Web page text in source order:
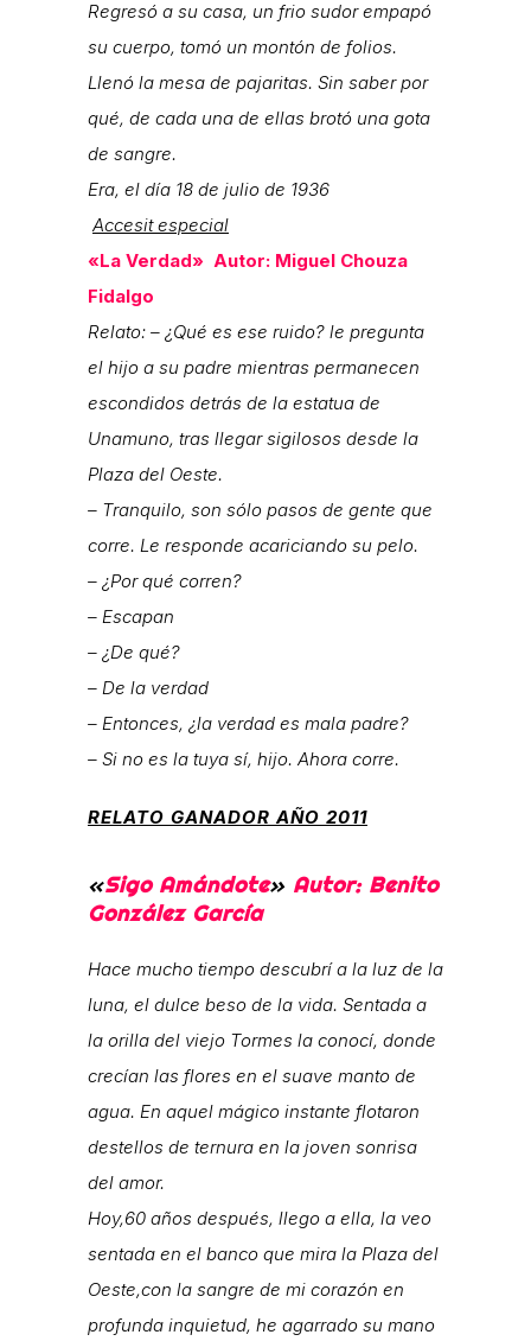
Regresó a su casa, un frio sudor empapó
su cuerpo, tomó un montón de folios.
Llenó la mesa de pajaritas. Sin saber por
qué, de cada una de ellas brotó una gota
de sangre.
Era, el día 18 de julio de 1936
Accesit especial
«La Verdad» Autor: Miguel Chouza
Fidalgo
Relato: – ¿Qué es ese ruido? le pregunta
el hijo a su padre mientras permanecen
escondidos detrás de la estatua de
Unamuno, tras llegar sigilosos desde la
Plaza del Oeste.
– Tranquilo, son sólo pasos de gente que
corre. Le responde acariciando su pelo.
– ¿Por qué corren?
– Escapan
– ¿De qué?
– De la verdad
– Entonces, ¿la verdad es mala padre?
– Si no es la tuya sí, hijo. Ahora corre.
RELATO GANADOR AÑO 2011
«Sigo Amándote» Autor: Benito
González García
Hace mucho tiempo descubrí a la luz de la
luna, el dulce beso de la vida. Sentada a
la orilla del viejo Tormes la conocí, donde
crecían las flores en el suave manto de
agua. En aquel mágico instante flotaron
destellos de ternura en la joven sonrisa
del amor.
Hoy,60 años después, llego a ella, la veo
sentada en el banco que mira la Plaza del
Oeste,con la sangre de mi corazón en
profunda inquietud, he agarrado su mano